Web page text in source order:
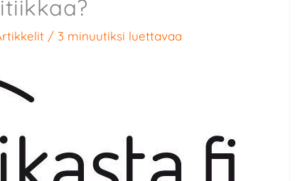
/ 3 minuutiksi luettavaa